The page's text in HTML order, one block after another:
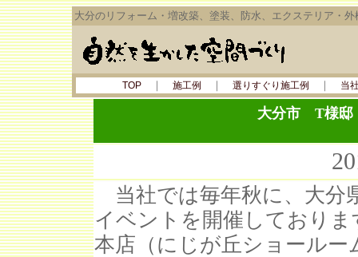
大分のリフォーム・増改築、塗装、防水、エクステリア・
TOP｜ 施工例 ｜ 選りすぐり施工例 ｜ 当
大分市 T様邸
当社では毎年秋に、大分
イベントを開催しており
本店（にじが丘ショール